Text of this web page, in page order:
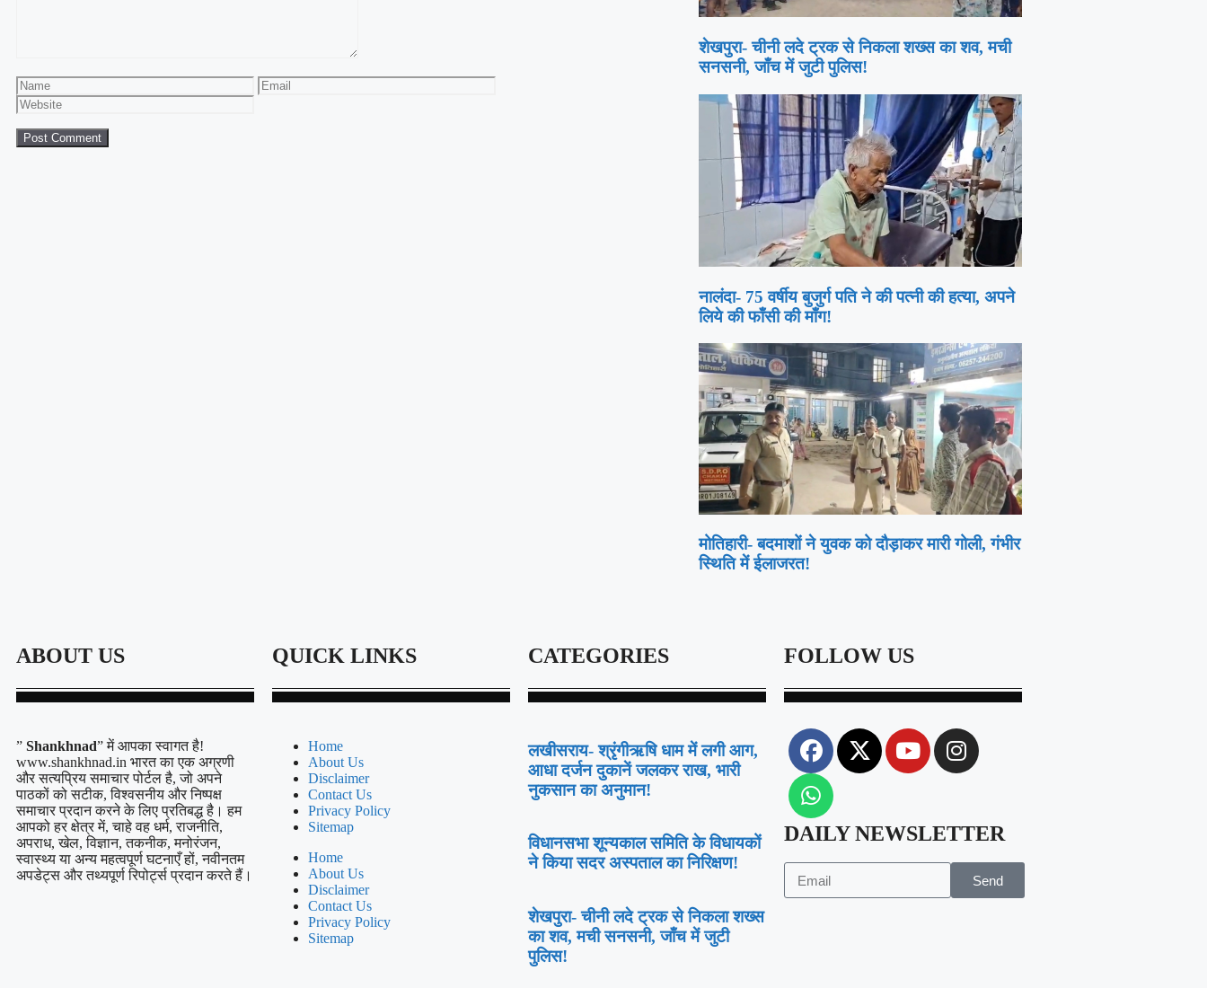
शेखपुरा- चीनी लदे ट्रक से निकला शख्स का शव, मची
सनसनी, जाँच में जुटी पुलिस!
नालंदा- 75 वर्षीय बुजुर्ग पति ने की पत्नी की हत्या, अपने
लिये की फाँसी की माँग!
मोतिहारी- बदमाशों ने युवक को दौड़ाकर मारी गोली, गंभीर
स्थिति में ईलाजरत!
ABOUT US
” Shankhnad” में आपका स्वागत है!
www.shankhnad.in भारत का एक अग्रणी
और सत्यप्रिय समाचार पोर्टल है, जो अपने
पाठकों को सटीक, विश्वसनीय और निष्पक्ष
समाचार प्रदान करने के लिए प्रतिबद्ध है। हम
आपको हर क्षेत्र में, चाहे वह धर्म, राजनीति,
अपराध, खेल, विज्ञान, तकनीक, मनोरंजन,
स्वास्थ्य या अन्य महत्वपूर्ण घटनाएँ हों, नवीनतम
अपडेट्स और तथ्यपूर्ण रिपोर्ट्स प्रदान करते हैं।
QUICK LINKS
Home
About Us
Disclaimer
Contact Us
Privacy Policy
Sitemap
Home
About Us
Disclaimer
Contact Us
Privacy Policy
Sitemap
CATEGORIES
लखीसराय- श्रृंगीऋषि धाम में लगी आग,
आधा दर्जन दुकानें जलकर राख, भारी
नुकसान का अनुमान!
विधानसभा शून्यकाल समिति के विधायकों
ने किया सदर अस्पताल का निरिक्षण!
शेखपुरा- चीनी लदे ट्रक से निकला शख्स
का शव, मची सनसनी, जाँच में जुटी
पुलिस!
FOLLOW US
DAILY NEWSLETTER
Send